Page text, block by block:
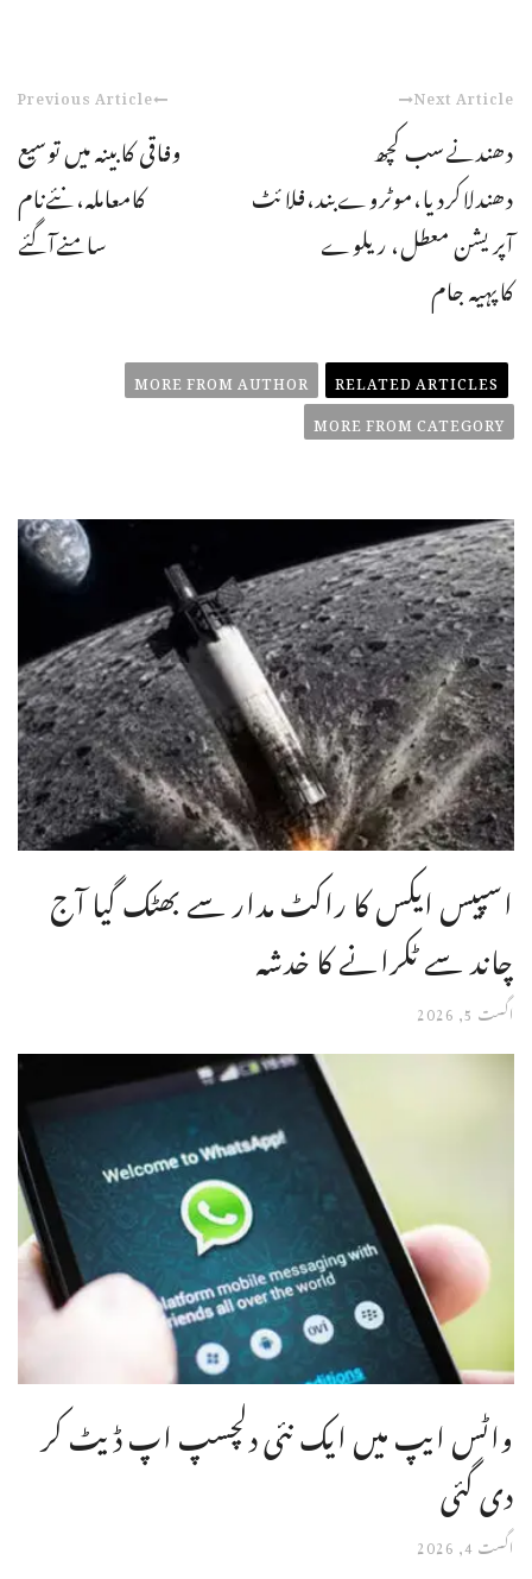
Previous Article
وفاقی کابینہ میں توسیع
کامعاملہ،نئےنام
سامنےآگئے
Next Article
دھندنےسب کچھ
دھندلاکردیا،موٹروےبند،فلائٹ
آپریشن معطل، ریلوے
کاپہیہ جام
RELATED ARTICLES
MORE FROM AUTHOR
MORE FROM CATEGORY
اسپیس ایکس کا راکٹ مدار سے بھٹک گیا آج
چاند سے ٹکرانے کا خدشہ
اگست 5, 2026
واٹس ایپ میں ایک نئی دلچسپ اپ ڈیٹ کر
دی گئی
اگست 4, 2026